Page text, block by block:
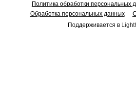
Политика обработки персональных
Обработка персональных данных
Поддерживается в